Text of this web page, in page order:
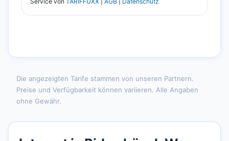
Die angezeigten Tarife stammen von unseren Partnern.
Preise und Verfügbarkeit können variieren. Alle Angaben
ohne Gewähr.